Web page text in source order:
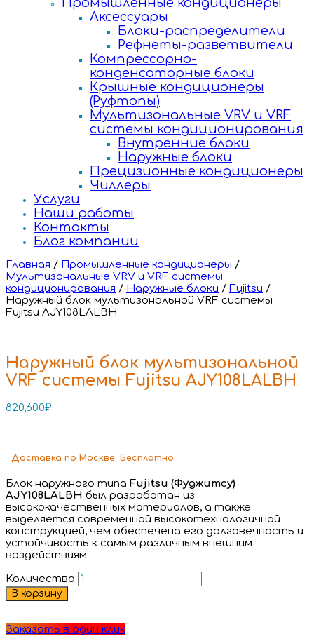
Промышленные кондиционеры
Аксессуары
Блоки-распределители
Рефнеты-разветвители
Компрессорно-
конденсаторные блоки
Крышные кондиционеры
(Руфтопы)
Мультизональные VRV и VRF
системы кондиционирования
Внутренние блоки
Наружные блоки
Прецизионные кондиционеры
Чиллеры
Услуги
Наши работы
Контакты
Блог компании
Главная / Промышленные кондиционеры /
Мультизональные VRV и VRF системы
кондиционирования / Наружные блоки / Fujitsu /
Наружный блок мультизональной VRF системы
Fujitsu AJY108LALBH
Наружный блок мультизональной
VRF системы Fujitsu AJY108LALBH
820,600₽
Доставка по Москве: Бесплатно
Блок наружного типа Fujitsu (Фуджитсу)
AJY108LALBH был разработан из
высококачественных материалов, а также
выделяется современной высокотехнологичной
конструкцией, чем обеспечена его долговечность и
устойчивость к самым различным внешним
воздействиям.
Количество
В корзину
Заказать в один клик